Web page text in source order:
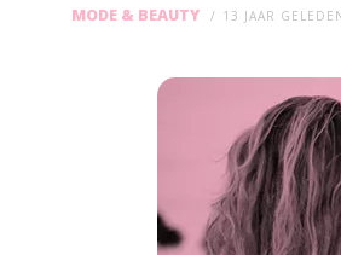
MODE & BEAUTY 13 JAAR